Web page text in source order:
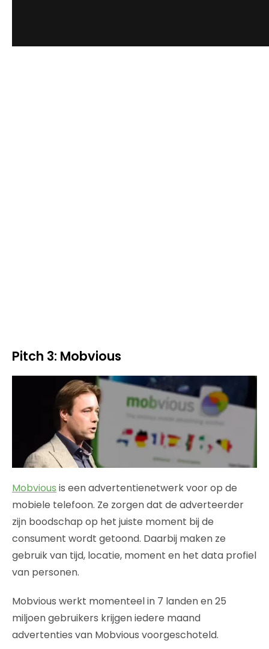
Pitch 3: Mobvious
Mobvious is een advertentienetwerk voor op de
mobiele telefoon. Ze zorgen dat de adverteerder
zijn boodschap op het juiste moment bij de
consument wordt getoond. Daarbij maken ze
gebruik van tijd, locatie, moment en het data profiel
van personen.
Mobvious werkt momenteel in 7 landen en 25
miljoen gebruikers krijgen iedere maand
advertenties van Mobvious voorgeschoteld.